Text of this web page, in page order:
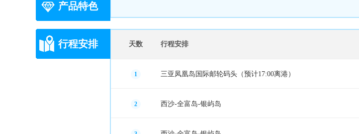
产品特色
行程安排 天数 行程安排
1 三亚凤凰岛国际邮轮码头（预计17:00离港）
2 西沙-全富岛-银屿岛